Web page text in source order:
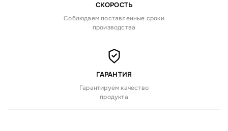
СКОРОСТЬ
Соблюдаем поставленные сроки
производства
ГАРАНТИЯ
Гарантируем качество
продукта